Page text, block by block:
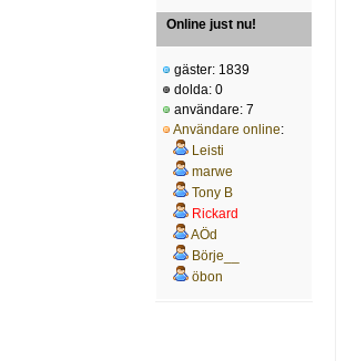
Online just nu!
gäster: 1839
dolda: 0
användare: 7
Användare online:
Leisti
marwe
Tony B
Rickard
AÖd
Börje__
öbon